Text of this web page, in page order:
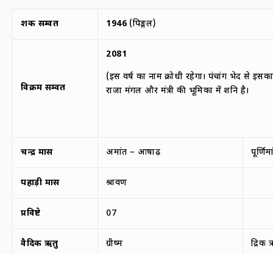
शक सम्वत 1946(पिङ्गल)
विक्रम सम्वत
2081
(इस वर्ष का नाम क्रोधी रहेगा। पंचांग भेद से
राजा मंगल और मंत्री की भूमिका में शनि है।
चन्द्र मास अमांत – आषाढ़
पहाड़ी मास श्रावण
प्रविष्टे 07
वैदिक ऋतु ग्रीष्म द्रिक